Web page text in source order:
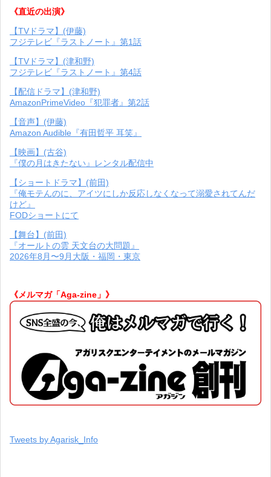
《直近の出演》
【TVドラマ】(伊藤)
フジテレビ『ラストノート』第1話
【TVドラマ】(津和野)
フジテレビ『ラストノート』第4話
【配信ドラマ】(津和野)
AmazonPrimeVideo『犯罪者』第2話
【音声】(伊藤)
Amazon Audible『有田哲平 耳笑』
【映画】(古谷)
『僕の月はきたない』レンタル配信中
【ショートドラマ】(前田)
『俺モテんのに、アイツにしか反応しなくなって溺愛されてんだ
けど』
FODショートにて
【舞台】(前田)
『オールトの雲 天文台の大問題』
2026年8月〜9月大阪・福岡・東京
《メルマガ「Aga-zine」》
Tweets by Agarisk_Info